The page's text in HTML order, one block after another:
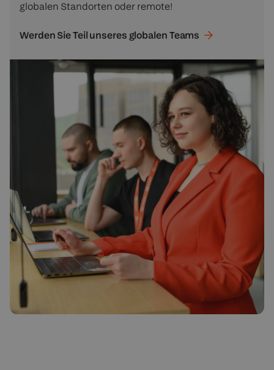
globalen Standorten oder remote!
Werden Sie Teil unseres globalen Teams